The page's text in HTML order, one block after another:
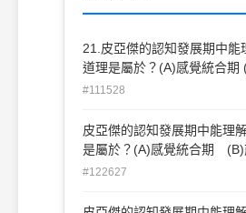
21.皮亞傑的認知發展期中能
道理是屬於？(A)感覺統合期
(C)具體運思期(D)形式運思期
#111528
皮亞傑的認知發展期中能理
是屬於？(A)感覺統合期
(C)具體運思期 (D)形式運思
#122627